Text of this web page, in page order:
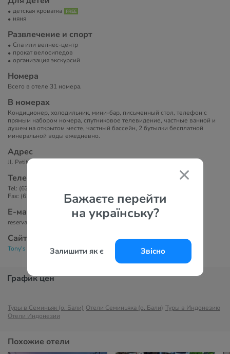
Бажаєте перейти
на українську?
Залишити як є Звісно
детская кроватка
няня
Развлечение и спорт
Спа или велнес-центр
прокат велосипедов
организация экскурсий
Номера
Всего в отеле 31 номера.
В номерах
Кондиционер, холодильник, мини-бар, письменный стол, телефон с
прямым набором номера, спутниковое телевидение, частные ванной и
душем на открытом месте, частный бассейн, 2 бутылки бесплатной
минеральной воды ежедневно.
Адрес
Jl. Petitenget, Kerobokan Kuta 80361 Bali - Indonesia
Телефоны
Tel: (62 361) 4738917
Fax: (62 361) 4735522
Е-маil
reservation@balitonys.com
Сайт
Tony's Villas 4*
График цен
Туры в Семиньяк (о. Бали) Отели Семиньяка (о. Бали) Туры в Индонезию
Отели Индонезии
Похожие отели